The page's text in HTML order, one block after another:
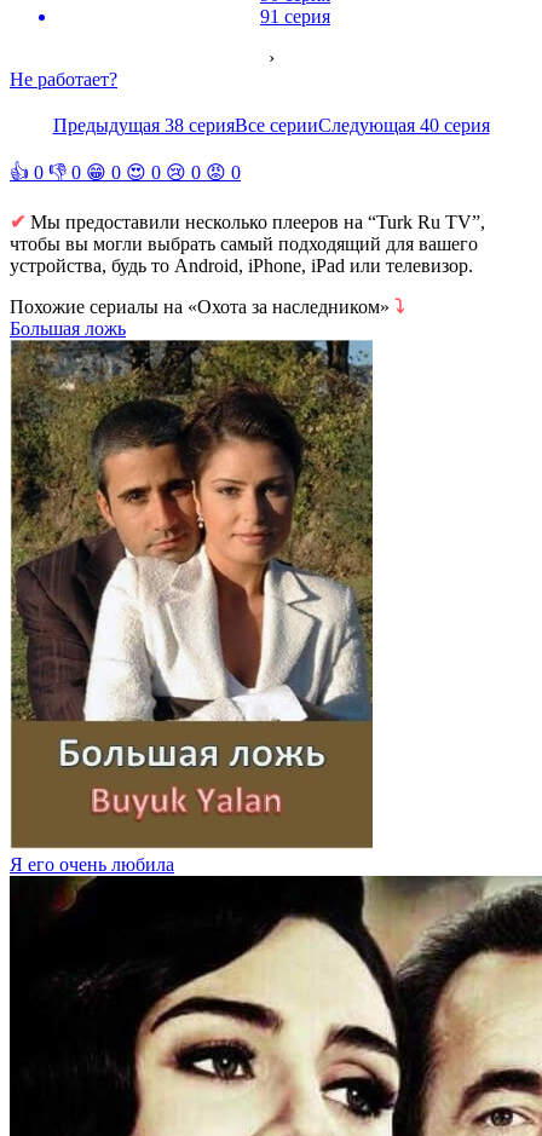
91 серия
›
Не работает?
Предыдущая 38 серияВсе серииСледующая 40 серия
👍 0 👎 0 😁 0 😍 0 😢 0 😡 0
✔ Мы предоставили несколько плееров на “Turk Ru TV”,
чтобы вы могли выбрать самый подходящий для вашего
устройства, будь то Android, iPhone, iPad или телевизор.
Похожие сериалы на «Охота за наследником» ⤵
Большая ложь
Я его очень любила